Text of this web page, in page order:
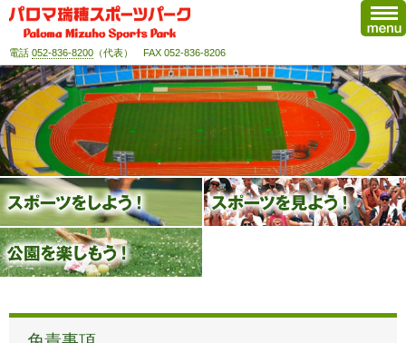
電話 052-836-8200 （代表） FAX 052-836-8206